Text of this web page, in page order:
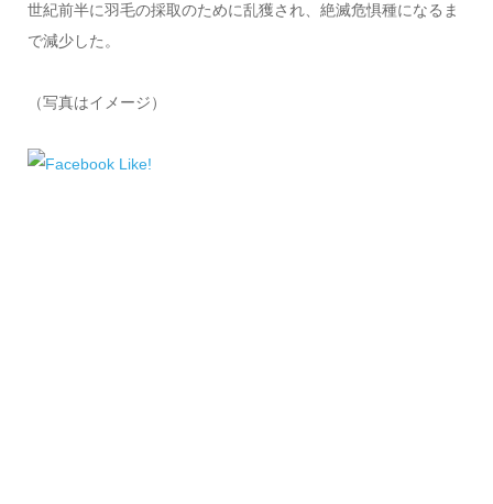
世紀前半に羽毛の採取のために乱獲され、絶滅危惧種になるま
で減少した。
（写真はイメージ）